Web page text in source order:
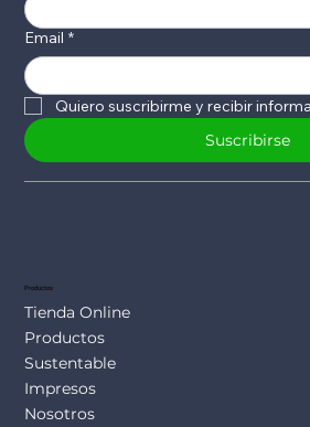
Email *
Quiero suscribirme y recibir
Suscribirse
Productos
Tienda Online
Productos
Sustentable
Impresos
Nosotros